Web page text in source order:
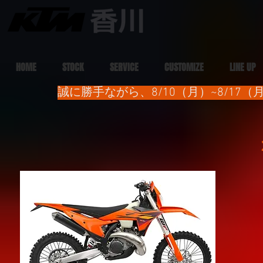
HOME STOCK SERVICE CUSTOMIZE LINE UP
誠に勝手ながら、8/10（月）~8/17（